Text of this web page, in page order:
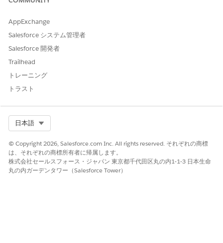
AppExchange
Salesforce システム管理者
Salesforce 開発者
Trailhead
トレーニング
トラスト
日本語
© Copyright 2026, Salesforce.com Inc. All rights reserved. それぞれの商標
は、それぞれの商標所有者に帰属します。
株式会社セールスフォース・ジャパン 東京都千代田区丸の内1-1-3 日本生命
丸の内ガーデンタワー（Salesforce Tower）